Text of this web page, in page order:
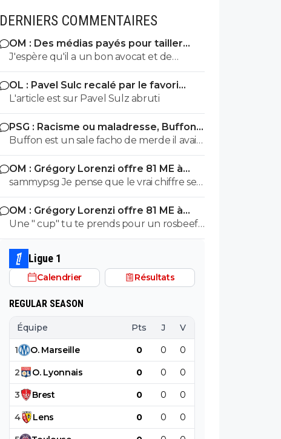
DERNIERS COMMENTAIRES
OM : Des médias payés pour tailler
l’OL, McCourt accusé
J'espère qu'il a un bon avocat et de
bonnes preuves parce qu'il va vite
exploser en vol avec ses différentes
révélations
OL : Pavel Sulc recalé par le favori
numéro 1 du mercato
L'article est sur Pavel Sulz abruti
PSG : Racisme ou maladresse, Buffon
écarte Suzuki
Buffon est un sale facho de merde il avait
le numéro 88 cetait pas un hasard...
OM : Grégory Lorenzi offre 81 ME à
Frank McCourt
sammypsg Je pense que le vrai chiffre se
situe entre 620 et 700 M
OM : Grégory Lorenzi offre 81 ME à
Frank McCourt
Une " cup" tu te prends pour un rosbeef
? Lol
Ligue 1
Calendrier Résultats
REGULAR SEASON
Équipe Pts J V
1 O. Marseille 0 0 0
2 O. Lyonnais 0 0 0
3 Brest 0 0 0
4 Lens 0 0 0